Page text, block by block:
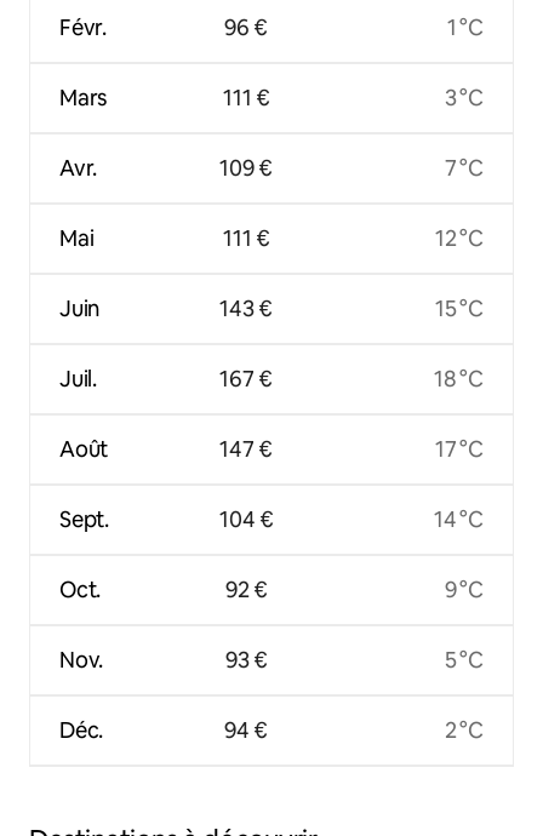
Févr.
Mars
Avr.
Mai
Juin
Juil.
Août
Sept.
Oct.
Nov.
Déc.
96 €
111 €
109 €
111 €
143 €
167 €
147 €
104 €
92 €
93 €
94 €
1 °C
3 °C
7 °C
12 °C
15 °C
18 °C
17 °C
14 °C
9 °C
5 °C
2 °C